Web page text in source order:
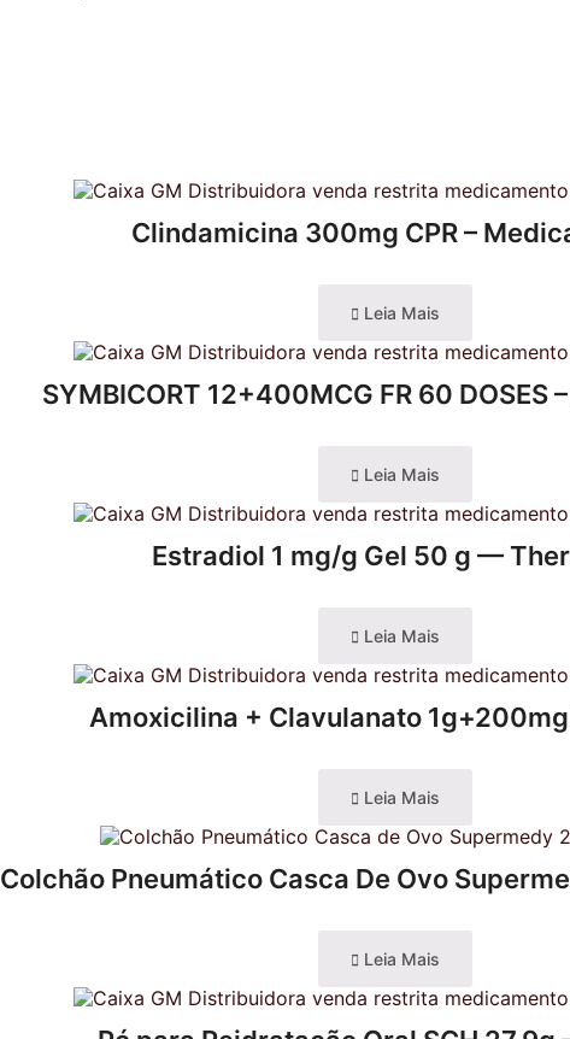
Clindamicina 300mg CPR –
Leia Mais
SYMBICORT 12+400MCG FR 60 DOSES
Leia Mais
Estradiol 1 mg/g Gel 50 g —
Leia Mais
Amoxicilina + Clavulanato 1g+200mg
Leia Mais
Colchão Pneumático Casca De Ovo
Leia Mais